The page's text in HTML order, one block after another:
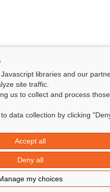
libraries and our
site traffic.
us to collect and process
data collection by clicking
Accept all
Deny all
my choices